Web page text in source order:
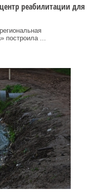
реабилитации для
построила ...